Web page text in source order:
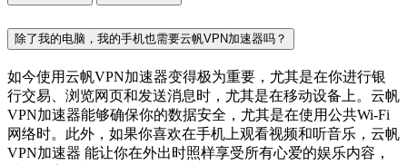
除了我的电脑，我的手机也需要云帆VPN加速器吗？
如今使用云帆VPN加速器变得极为重要，尤其是在你进行银
行交易、浏览网页和发送消息时，尤其是在移动设备上。云帆
VPN加速器能够确保你的数据安全，尤其是在使用公共Wi-Fi
网络时。此外，如果你喜欢在手机上观看视频和听音乐，云帆
VPN加速器 能让你在外出时照样享受所有心爱的娱乐内容，